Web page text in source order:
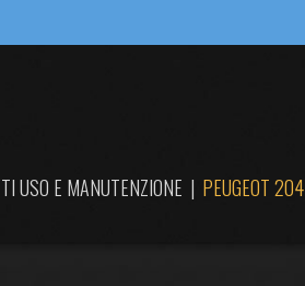
USO E MANUTENZIONE | PEUGEOT 204